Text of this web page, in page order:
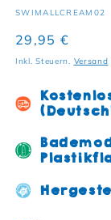
SKU:
SWIMALLCREAM02
Normaler Preis
29,95 €
Inkl. Steuern. Versand